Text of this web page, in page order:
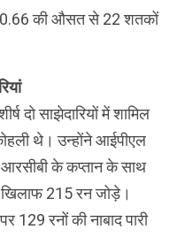
की औसत से 22 शतकों
दो साझेदारियों में शामिल
थे। उन्होंने आईपीएल
के कप्तान के साथ
215 रन जोड़े।
129 रनों की नाबाद पारी